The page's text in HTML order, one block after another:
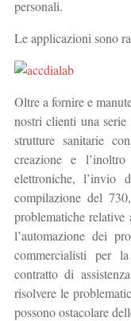
personali.
Le applicazioni sono
Oltre a fornire e
nostri clienti una
strutture sanitarie
creazione e
elettroniche,
compilazione del
problematiche
l’automazione dei
commercialisti per
contratto di
risolvere le
possono ostacolare